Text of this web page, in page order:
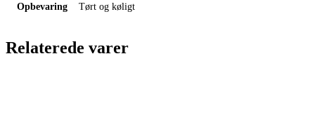
Opbevaring Tørt og køligt
Relaterede varer